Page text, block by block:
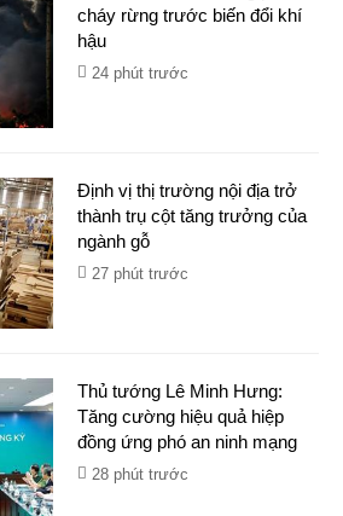
cháy rừng trước biến đổi khí
hậu
24 phút trước
Định vị thị trường nội địa trở
thành trụ cột tăng trưởng của
ngành gỗ
27 phút trước
Thủ tướng Lê Minh Hưng:
Tăng cường hiệu quả hiệp
đồng ứng phó an ninh mạng
28 phút trước